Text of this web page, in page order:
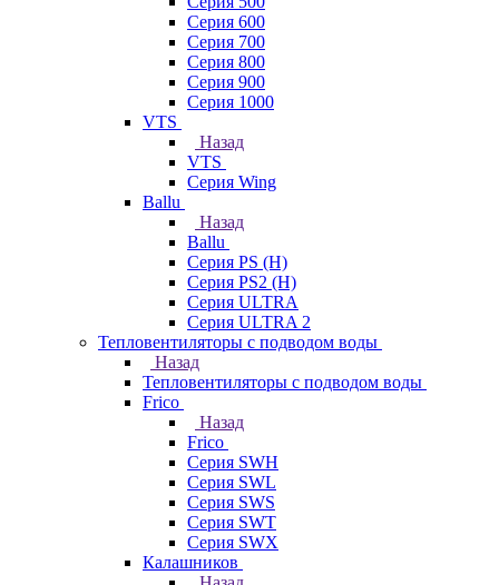
Серия 600
Серия 700
Серия 800
Серия 900
Серия 1000
VTS
Назад
VTS
Серия Wing
Ballu
Назад
Ballu
Серия PS (H)
Серия PS2 (H)
Серия ULTRA
Серия ULTRA 2
Тепловентиляторы с подводом воды
Назад
Тепловентиляторы с подводом воды
Frico
Назад
Frico
Серия SWH
Серия SWL
Серия SWS
Серия SWT
Серия SWX
Калашников